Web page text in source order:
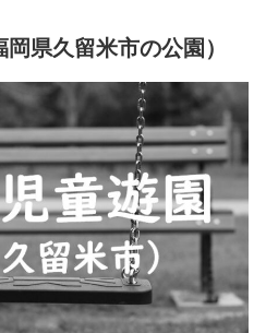
県久留米市の公園）